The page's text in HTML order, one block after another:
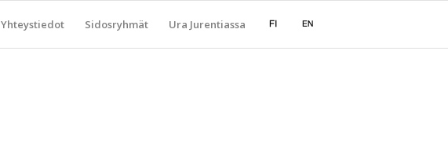
Yhteystiedot Sidosryhmät Ura Jurentiassa